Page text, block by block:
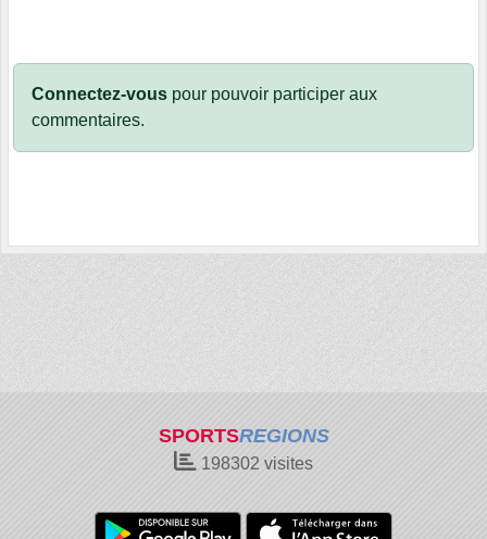
Connectez-vous pour pouvoir participer aux
commentaires.
SPORTSREGIONS
198302 visites